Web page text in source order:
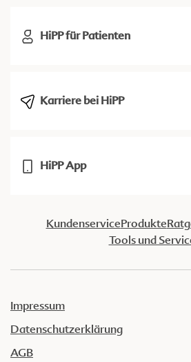
HiPP für Patienten
Karriere bei HiPP
HiPP App
KundenserviceProdukte
Tools und
Impressum
Datenschutzerklärung
AGB